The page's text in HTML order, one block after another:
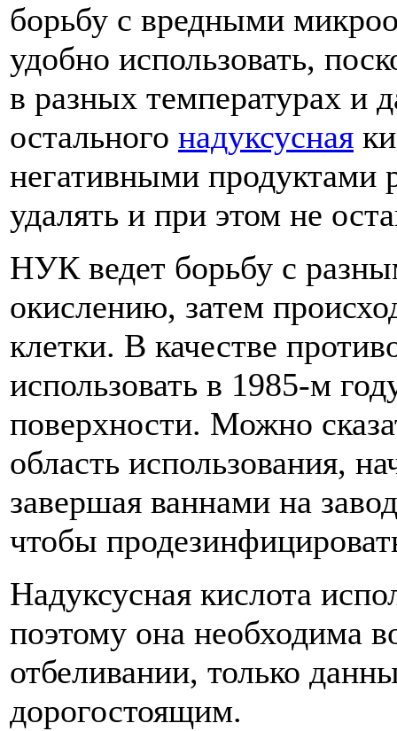
борьбу с вредными
удобно использовать,
в разных температурах и
остального надуксусная
негативными продуктами
удалять и при этом не
НУК ведет борьбу с
окислению, затем
клетки. В качестве
использовать в 1985-м
поверхности. Можно
область использования,
завершая ваннами на
чтобы
Надуксусная кислота
поэтому она необходима
отбеливании, только
дорогостоящим.